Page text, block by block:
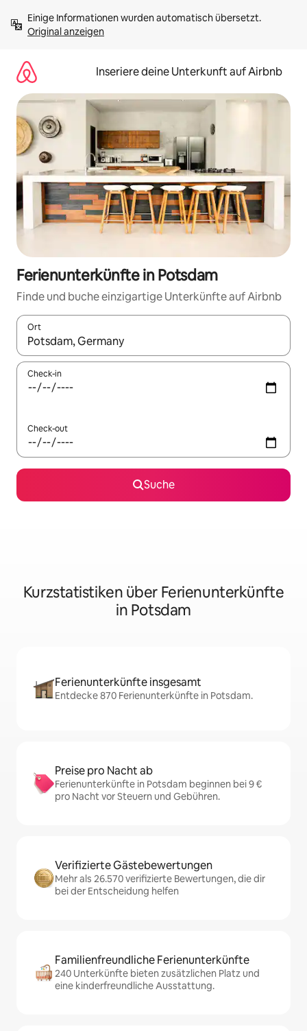
Inhalten
springenOriginal anzeigen
Inseriere deine Unterkunft auf Airbnb
Ferienunterkünfte in Potsdam
Finde und buche einzigartige Unterkünfte auf Airbnb
Ort
Wenn Ergebnisse verfügbar sind, navigiere mit den
Check-in
Check-out
Suche
Kurzstatistiken über Ferienunterkünfte
in Potsdam
Ferienunterkünfte insgesamt
Entdecke 870 Ferienunterkünfte in Potsdam.
Preise pro Nacht ab
Ferienunterkünfte in Potsdam beginnen bei 9 €
pro Nacht vor Steuern und Gebühren.
Verifizierte Gästebewertungen
Mehr als 26.570 verifizierte Bewertungen, die dir
bei der Entscheidung helfen
Familienfreundliche Ferienunterkünfte
240 Unterkünfte bieten zusätzlichen Platz und
eine kinderfreundliche Ausstattung.